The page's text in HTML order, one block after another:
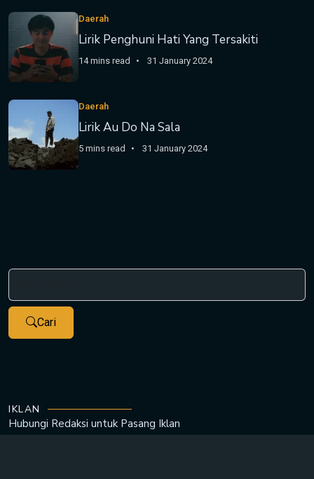
Daerah
Lirik Penghuni Hati Yang Tersakiti
14 mins read 31 January 2024
Daerah
Lirik Au Do Na Sala
5 mins read 31 January 2024
Cari
IKLAN
Hubungi Redaksi untuk Pasang Iklan